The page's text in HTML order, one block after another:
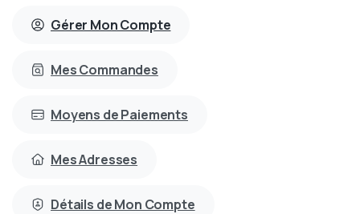
Gérer Mon Compte
Mes Commandes
Moyens de Paiements
Mes Adresses
Détails de Mon Compte